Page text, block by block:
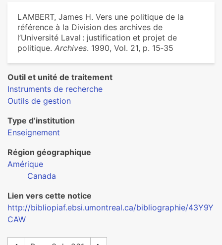
LAMBERT, James H. Vers une politique de la
référence à la Division des archives de
l’Université Laval : justification et projet de
politique. Archives. 1990, Vol. 21, p. 15‑35
Outil et unité de traitement
Instruments de recherche
Outils de gestion
Type d’institution
Enseignement
Région géographique
Amérique
Canada
Lien vers cette notice
http://bibliopiaf.ebsi.umontreal.ca/bibliographie/43Y9Y
CAW